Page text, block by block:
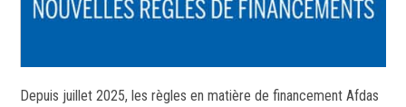
Depuis juillet 2025, les règles en matière de financement Afdas